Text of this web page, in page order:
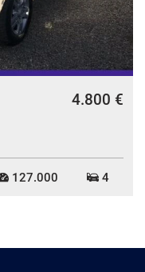
4.800 €
127.000 4